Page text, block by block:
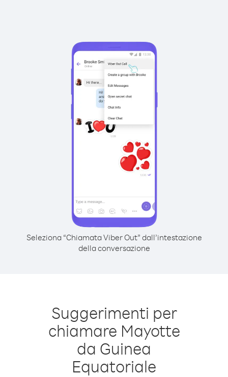
Seleziona “Chiamata Viber Out” dall’intestazione
della conversazione
Suggerimenti per
chiamare Mayotte
da Guinea
Equatoriale